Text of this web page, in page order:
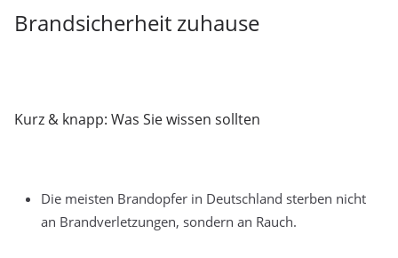
Brandsicherheit zuhause
Kurz & knapp: Was Sie wissen sollten
Die meisten Brandopfer in Deutschland sterben nicht
an Brandverletzungen, sondern an Rauch.